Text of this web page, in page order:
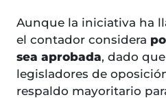
Aunque la iniciativa ha
el contador considera
sea aprobada, dado
legisladores de
respaldo mayoritario